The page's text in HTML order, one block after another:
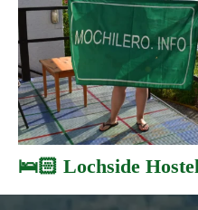
🛌🏻 Lochside